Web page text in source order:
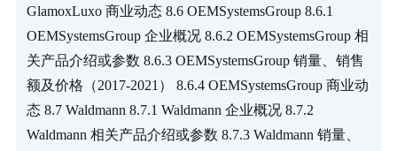
GlamoxLuxo 商业动态 8.6 OEMSystemsGroup 8.6.1
OEMSystemsGroup 企业概况 8.6.2 OEMSystemsGroup 相
关产品介绍或参数 8.6.3 OEMSystemsGroup 销量、销售
额及价格（2017-2021） 8.6.4 OEMSystemsGroup 商业动
态 8.7 Waldmann 8.7.1 Waldmann 企业概况 8.7.2
Waldmann 相关产品介绍或参数 8.7.3 Waldmann 销量、